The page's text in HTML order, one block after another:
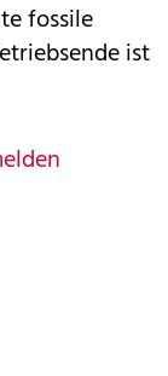
fossile
ist